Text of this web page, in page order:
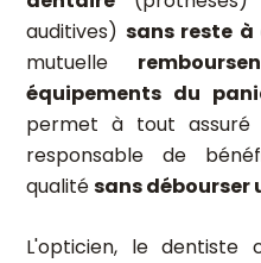
auditives) sans reste à
mutuelle
équipements du
permet à tout
responsable de
qualitésans débourser
L'opticien, le dentiste